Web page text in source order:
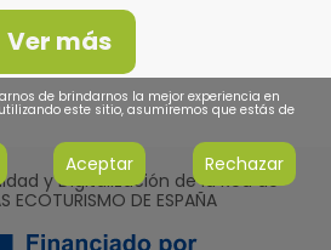
Ver más
y Digitalización de la Red de
ECOTURISMO DE ESPAÑA
de brindarnos la mejor experiencia en
este sitio, asumiremos que estás de
Aceptar Rechazar